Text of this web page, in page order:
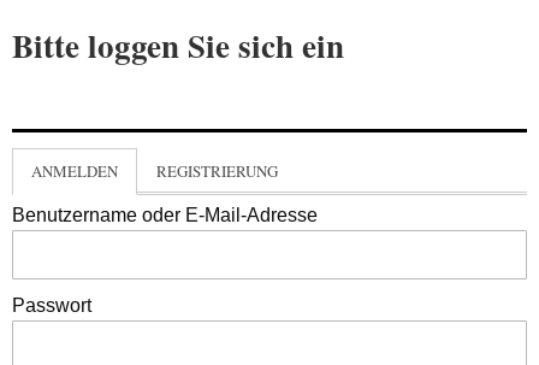
Bitte loggen Sie sich ein
ANMELDEN REGISTRIERUNG
Benutzername oder E-Mail-Adresse
Passwort